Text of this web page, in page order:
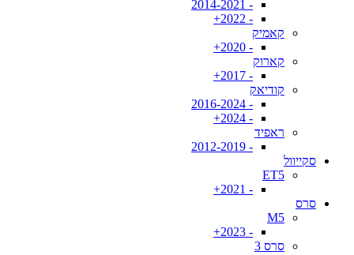
- 2014-2021
- 2022+
קאמיק
- 2020+
קארוק
- 2017+
קודיאק
- 2016-2024
- 2024+
ראפיד
- 2012-2019
סקייוול
ET5
- 2021+
סרס
M5
- 2023+
סרס 3